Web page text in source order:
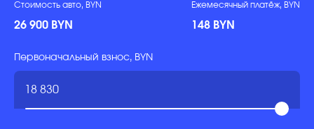
Стоимость авто, BYN
26 900 BYN
Ежемесячный платёж, BYN
148 BYN
Первоначальный взнос, BYN